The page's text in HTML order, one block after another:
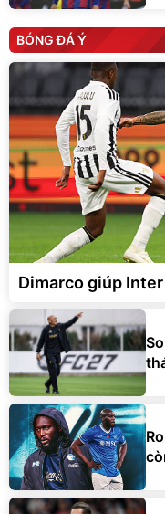
BÓNG ĐÁ Ý
Dimarco giúp